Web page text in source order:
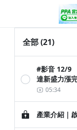
APP 領取獎勵，隨
手機掃描下載
🌞
期間快
🥵 酷暑
折
🚀 酷暑
⭐️ 【冷
日起 -
\ 再加碼
2 天前
全部(21)
#影音 12/9
達新盛力漲
05:34
產業介紹｜